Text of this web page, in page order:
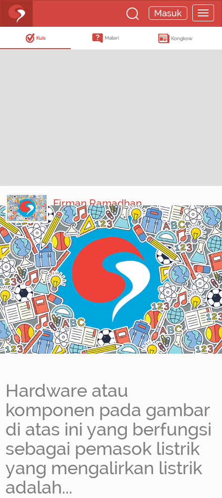
Masuk
Kuis Materi Kongkow
Firman Ramadhan
Hardware atau
komponen pada gambar
di atas ini yang berfungsi
sebagai pemasok listrik
yang mengalirkan listrik
adalah...